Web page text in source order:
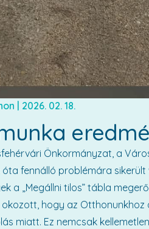
2026. 02. 18.
Önkormányzat, a
óta fennálló problémára
a „Megállni tilos” tábla
hogy az
miatt. Ez nemcsak